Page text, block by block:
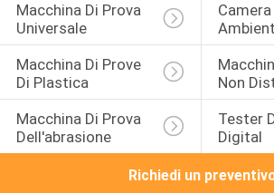
Macchina Di Prova
Universale
Macchina Di Prove
Di Plastica
Non
Macchina Di Prova
Dell'abrasione
Tester
Digital
Richiedi un